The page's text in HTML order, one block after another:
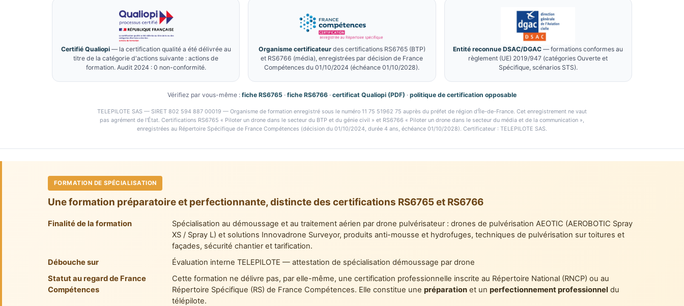
Certifié Qualiopi— la certification qualité a été délivrée au
titre de la catégorie d'actions suivante : actions de
formation. Audit 2024 : 0 non-conformité.
Organisme certificateurdes certifications RS6765 (BTP)
et RS6766 (média), enregistrées par décision de France
Compétences du 01/10/2024 (échéance 01/10/2028).
Entité reconnue DSAC/DGAC — formations conformes au
règlement (UE) 2019/947 (catégories Ouverte et
Spécifique, scénarios STS).
Vérifiez par vous-même : fiche RS6765 · fiche RS6766 · certificat Qualiopi (PDF) · politique de certification opposable
TELEPILOTE SAS — SIRET 802 594 887 00019 — Organisme de formation enregistré sous le numéro 11 75 51962 75 auprès du préfet de région d'Île-de-France. Cet enregistrement ne vaut
pas agrément de l'État. Certifications RS6765 « Piloter un drone dans le secteur du BTP et du génie civil » et RS6766 « Piloter un drone dans le secteur du média et de la communication »,
enregistrées au Répertoire Spécifique de France Compétences (décision du 01/10/2024, durée 4 ans, échéance 01/10/2028). Certificateur : TELEPILOTE SAS.
FORMATION DE SPÉCIALISATION
Une formation préparatoire et perfectionnante, distincte des certifications RS6765 et RS6766
Finalité de la formation
Spécialisation au démoussage et au traitement aérien par drone pulvérisateur : drones de pulvérisation AEOTIC (AEROBOTIC Spray
XS / Spray L) et solutions Innovadrone Surveyor, produits anti-mousse et hydrofuges, techniques de pulvérisation sur toitures et
façades, sécurité chantier et tarification.
Débouche sur
Évaluation interne TELEPILOTE — attestation de spécialisation démoussage par drone
Statut au regard de France
Compétences
Cette formation ne délivre pas, par elle-même, une certification professionnelle inscrite au Répertoire National (RNCP) ou au
Répertoire Spécifique (RS) de France Compétences. Elle constitue une préparation et un perfectionnement professionnel du
télépilote.